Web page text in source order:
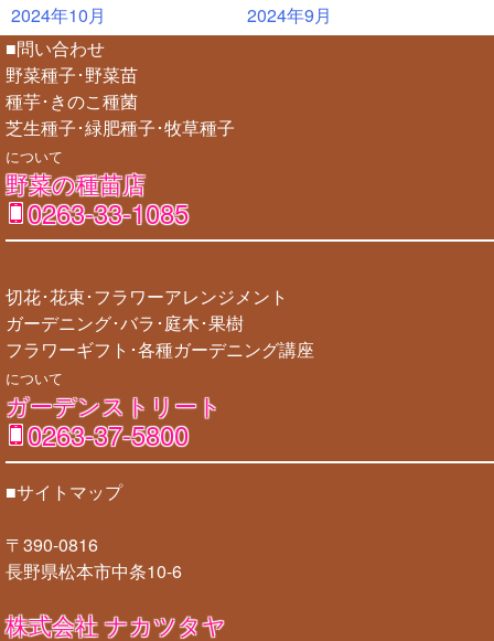
2024年10月
2024年9月
■問い合わせ
野菜種子･野菜苗
種芋･きのこ種菌
芝生種子･緑肥種子･牧草種子
について
野菜の種苗店
0263-33-1085
切花･花束･フラワーアレンジメント
ガーデニング･バラ･庭木･果樹
フラワーギフト･各種ガーデニング講座
について
ガーデンストリート
0263-37-5800
■サイトマップ
〒390-0816
長野県松本市中条10-6
株式会社 ナカツタヤ